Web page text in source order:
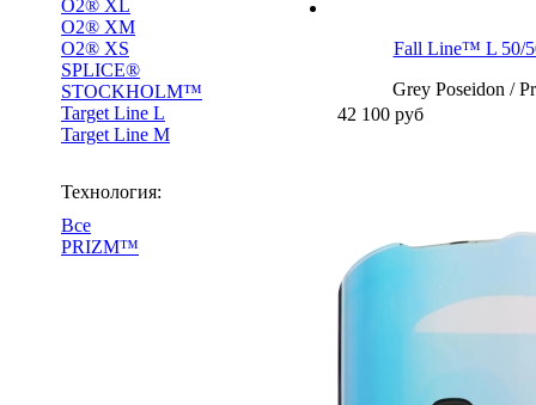
O2® XL
O2® XM
O2® XS
SPLICE®
STOCKHOLM™
Target Line L
Target Line M
Технология:
Все
PRIZM™
Fall Line™ L 50/
Grey Poseidon /
42 100 руб